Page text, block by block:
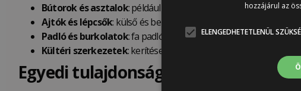
Bútorok és asztalok: például székek, munkapultok, étkező- és
Ajtók és lépcsők: külső és belső ajtók, valamint beltéri
Padló és burkolatok: fa padlóburkolatok és falburkolatok.
Kültéri szerkezetek: kerítések, pergolák, kerti tárolók és nyári
Egyedi tulajdonságok:
hozzájárul az
ELENGEDHETETLENÜL